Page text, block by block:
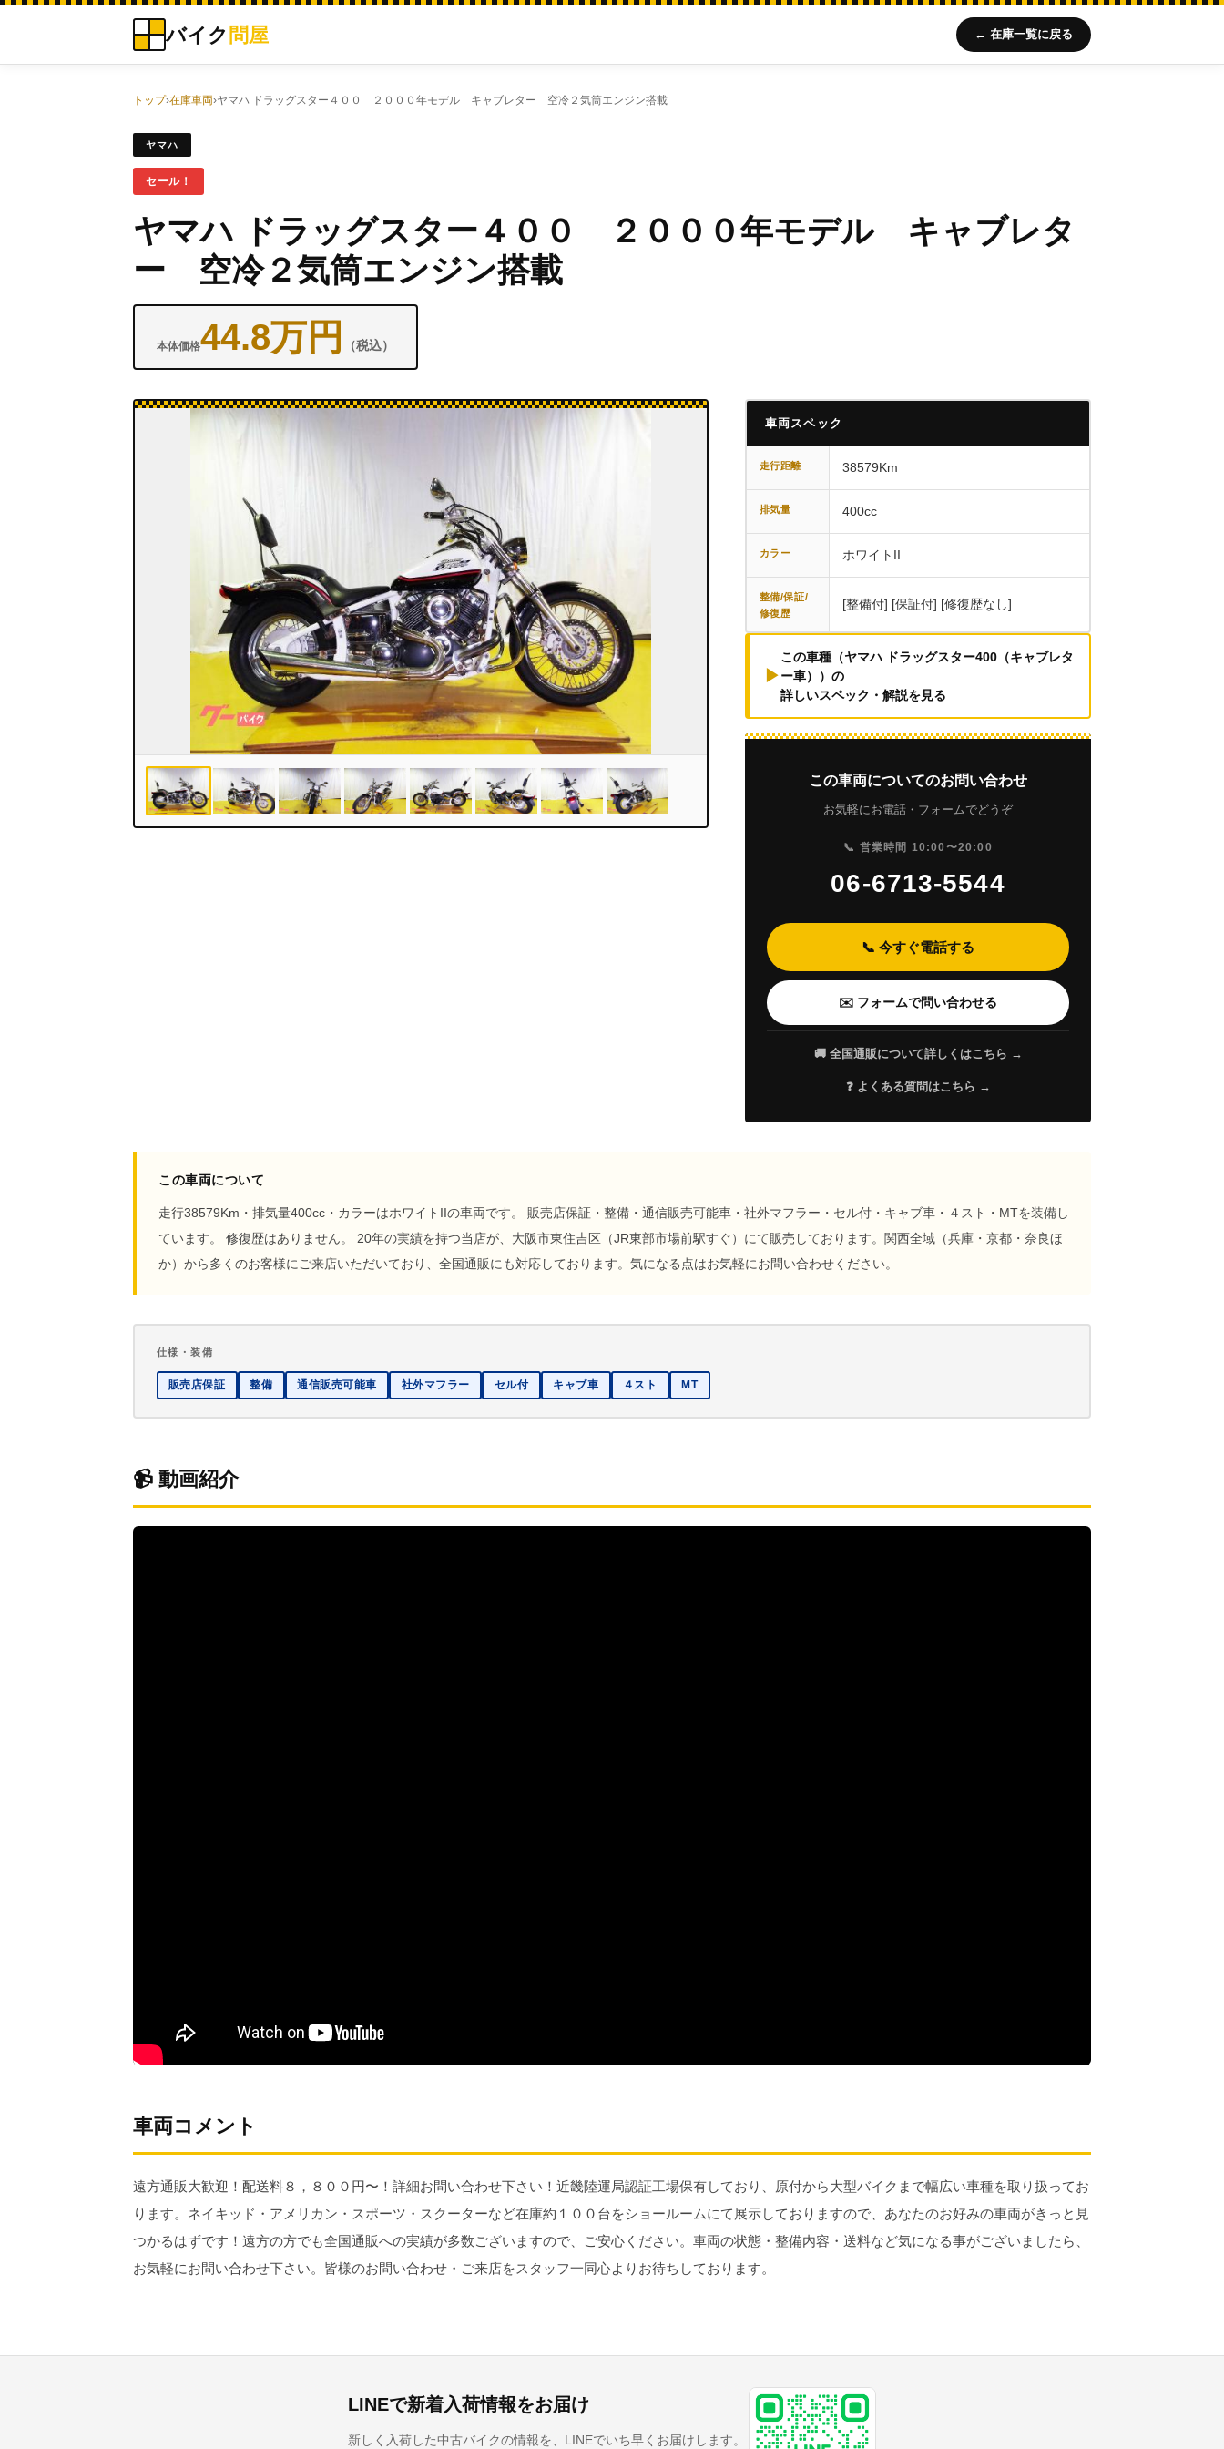
バイク 問屋 ← 在庫一覧に戻る
トップ›在庫車両›ヤマハ ドラッグスター４００ ２０００年モデル キャブレター 空冷２気筒エンジン搭載
ヤマハ
セール！
ヤマハ ドラッグスター４００ ２０００年モデル キャブレタ
ー 空冷２気筒エンジン搭載
本体価格44.8万円 （税込）
車両スペック
走行距離 38579Km
排気量 400cc
カラー ホワイトII
整備/保証/
修復歴
[整備付] [保証付] [修復歴なし]
▶
この車種（ヤマハ ドラッグスター400（キャブレタ
ー車））の
詳しいスペック・解説を見る
この車両についてのお問い合わせ
お気軽にお電話・フォームでどうぞ
📞 営業時間 10:00〜20:00
06-6713-5544
📞 今すぐ電話する
✉️ フォームで問い合わせる
🚚 全国通販について詳しくはこちら →
❓ よくある質問はこちら →
この車両について
走行38579Km・排気量400cc・カラーはホワイトIIの車両です。 販売店保証・整備・通信販売可能車・社外マフラー・セル付・キャブ車・４スト・MTを装備し
ています。 修復歴はありません。 20年の実績を持つ当店が、大阪市東住吉区（JR東部市場前駅すぐ）にて販売しております。関西全域（兵庫・京都・奈良ほ
か）から多くのお客様にご来店いただいており、全国通販にも対応しております。気になる点はお気軽にお問い合わせください。
仕様・装備
販売店保証 整備 通信販売可能車 社外マフラー セル付 キャブ車 ４スト MT
📹 動画紹介
車両コメント
遠方通販大歓迎！配送料８，８００円〜！詳細お問い合わせ下さい！近畿陸運局認証工場保有しており、原付から大型バイクまで幅広い車種を取り扱ってお
ります。ネイキッド・アメリカン・スポーツ・スクーターなど在庫約１００台をショールームにて展示しておりますので、あなたのお好みの車両がきっと見
つかるはずです！遠方の方でも全国通販への実績が多数ございますので、ご安心ください。車両の状態・整備内容・送料など気になる事がございましたら、
お気軽にお問い合わせ下さい。皆様のお問い合わせ・ご来店をスタッフ一同心よりお待ちしております。
LINEで新着入荷情報をお届け
新しく入荷した中古バイクの情報を、LINEでいち早くお届けします。